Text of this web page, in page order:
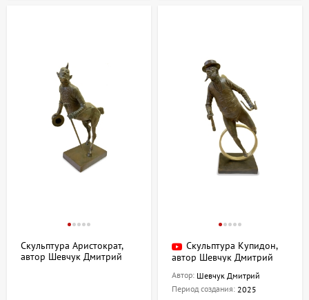
Скульптура Аристократ,
автор Шевчук Дмитрий
Скульптура Купидон,
автор Шевчук Дмитрий
Автор: Шевчук Дмитрий
Период создания: 2025